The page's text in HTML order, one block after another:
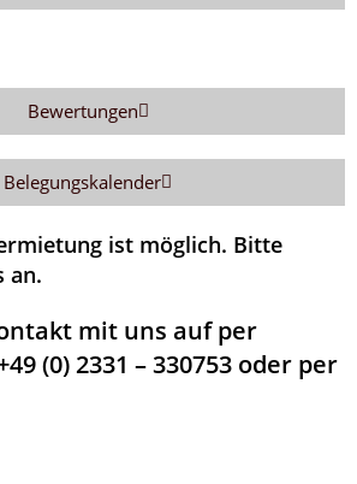
Bewertungen
Belegungskalender
ist möglich. Bitte
an.
mit uns auf per
(0)2331 – 330753 oder per